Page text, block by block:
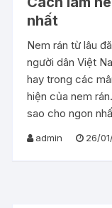
nhất
Nem rán từ lâu
người dân Việt
hay trong các
hiện của nem
sao cho ngon
admin 26/